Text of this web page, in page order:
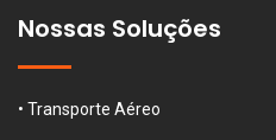
Nossas Soluções
• Transporte Aéreo